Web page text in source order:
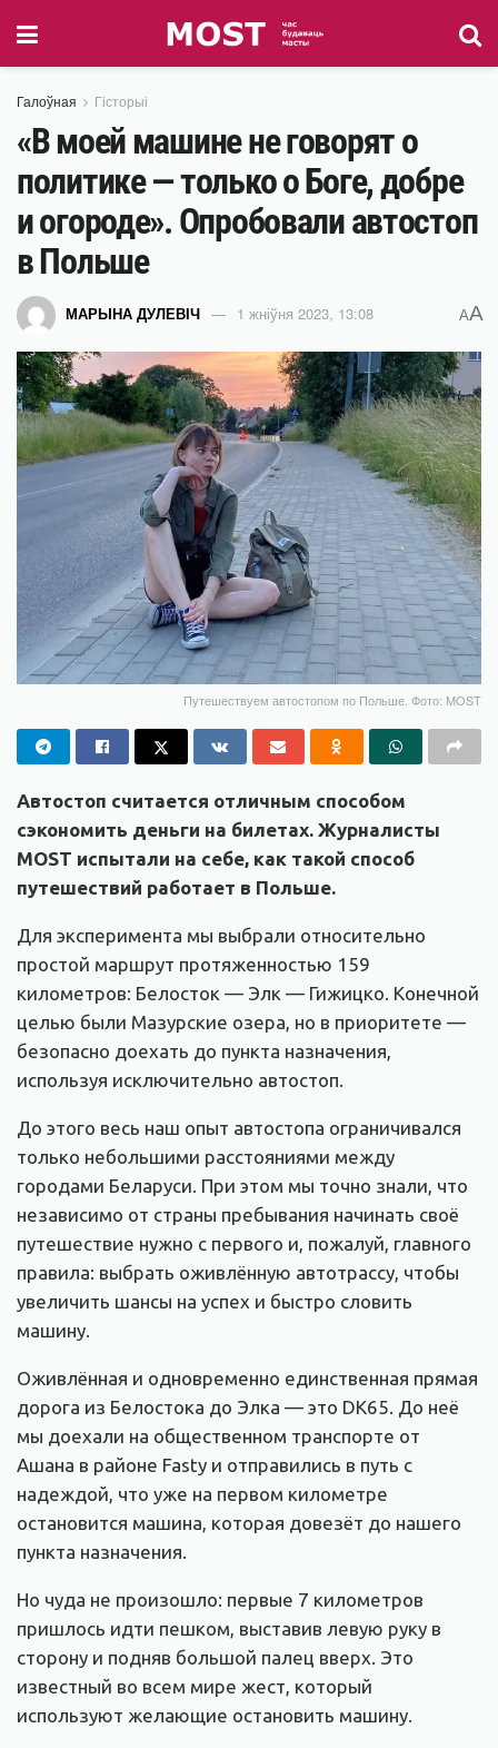
Галоўная Гісторыі
«В моей машине не говорят о
политике — только о Боге, добре
и огороде». Опробовали автостоп
в Польше
МАРЫНА ДУЛЕВІЧ 1 жніўня 2023, 13:08 AA
Путешествуем автостопом по Польше. Фото: MOST
Автостоп считается отличным способом
сэкономить деньги на билетах. Журналисты
MOST испытали на себе, как такой способ
путешествий работает в Польше.
Для эксперимента мы выбрали относительно
простой маршрут протяженностью 159
километров: Белосток — Элк — Гижицко. Конечной
целью были Мазурские озера, но в приоритете —
безопасно доехать до пункта назначения,
используя исключительно автостоп.
До этого весь наш опыт автостопа ограничивался
только небольшими расстояниями между
городами Беларуси. При этом мы точно знали, что
независимо от страны пребывания начинать своё
путешествие нужно с первого и, пожалуй, главного
правила: выбрать оживлённую автотрассу, чтобы
увеличить шансы на успех и быстро словить
машину.
Оживлённая и одновременно единственная прямая
дорога из Белостока до Элка — это DK65. До неё
мы доехали на общественном транспорте от
Ашана в районе Fasty и отправились в путь с
надеждой, что уже на первом километре
остановится машина, которая довезёт до нашего
пункта назначения.
Но чуда не произошло: первые 7 километров
пришлось идти пешком, выставив левую руку в
сторону и подняв большой палец вверх. Это
известный во всем мире жест, который
используют желающие остановить машину.